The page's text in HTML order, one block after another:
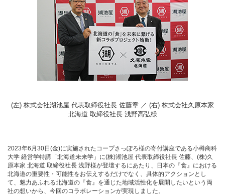
(左) 株式会社湖池屋 代表取締役社長 佐藤章 ／ (右) 株式会社久原本家
北海道 取締役社長 浅野高弘様
2023年6月30日(金)に実施されたコープさっぽろ様の寄付講座である小樽商科
大学 経営学特講「北海道未来学」に(株)湖池屋 代表取締役社長 佐藤、(株)久
原本家 北海道 取締役社長 浅野様が登壇するにあたり、日本の『食』における
北海道の重要性・可能性をお伝えするだけでなく、具体的アクションとし
て、魅力あふれる北海道の『食』を通じた地域活性化を展開したいという両
社の想いから、今回のコラボレーションが実現しました。